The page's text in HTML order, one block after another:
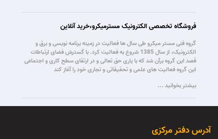
فروشگاه تخصصی الکترونیک مسترمیکرو،خرید آنلاین
گروه فنی مستر میکرو طی سال ها فعالیت در زمینه برنامه نویسی و برق و
الکترونیک، از سال 1385 شروع به فعالیت کرد. با گسترش فضای ارتباطات
قصد این گروه برآن شد که با یاری حق تعالی و در ارتقای سطح کاری و اجتماعی
این گروه فعالیت های علمی و تحقیقاتی و تجاری خود را آغاز کند
بیشتر بخوانید ...
آدرس دفتر مرکزی